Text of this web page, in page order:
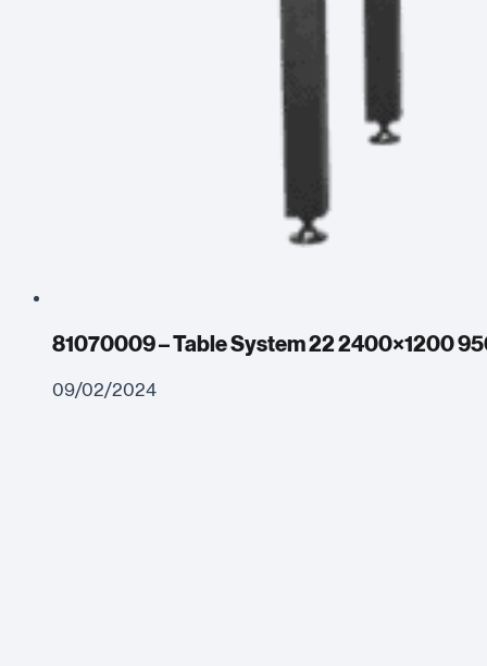
81070009 – Table System 22 2400×1200
09/02/2024